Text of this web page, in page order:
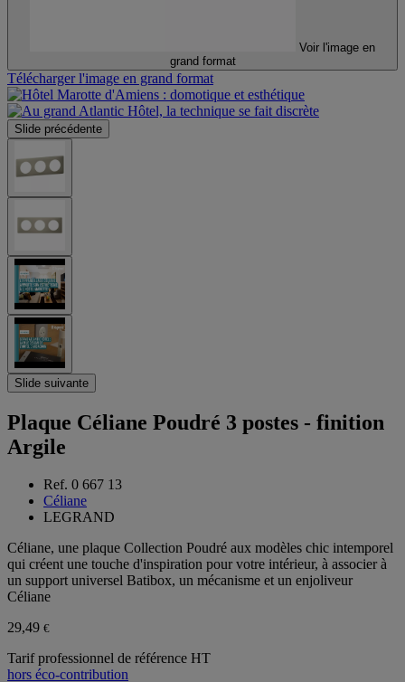
Voir l'image en
grand format
Télécharger l'image en grand format
Slide précédente
Slide suivante
Plaque Céliane Poudré 3 postes - finition
Argile
Ref. 0 667 13
Céliane
LEGRAND
Céliane, une plaque Collection Poudré aux modèles chic intemporel
qui créent une touche d'inspiration pour votre intérieur, à associer à
un support universel Batibox, un mécanisme et un enjoliveur
Céliane
29,49 €
Tarif professionnel de référence HT
hors éco-contribution